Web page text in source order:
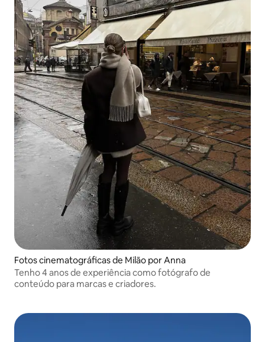
Fotos cinematográficas de Milão por Anna
Tenho 4 anos de experiência como fotógrafo de
conteúdo para marcas e criadores.